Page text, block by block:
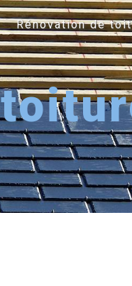
Rénovation de